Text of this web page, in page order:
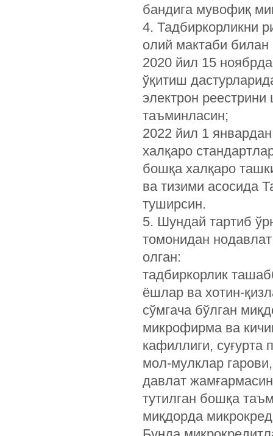
бандига мувофиқ
4. Тадбиркорликни
олий мактаби билан
2020 йил 15
ўқитиш
электрон
таъминласин;
2022 йил 1
халқаро
бошқа халқаро
ва тизими асосида
туширсин.
5. Шундай тартиб
томонидан
олган:
тадбиркорлик
ёшлар ва хотин-
сўмгача бўлган
микрофирма ва
кафиллиги, суғурта
мол-мулклар
давлат
тутилган бошқа
миқдорда